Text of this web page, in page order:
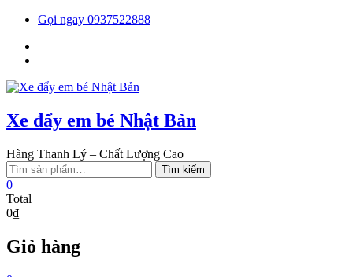
Skip
content
Gọi ngay 0937522888
Xe đẩy em bé Nhật Bản
Hàng Thanh Lý – Chất Lượng Cao
Tìm
kiếm:
Tìm kiếm
0
Total
0₫
Giỏ hàng